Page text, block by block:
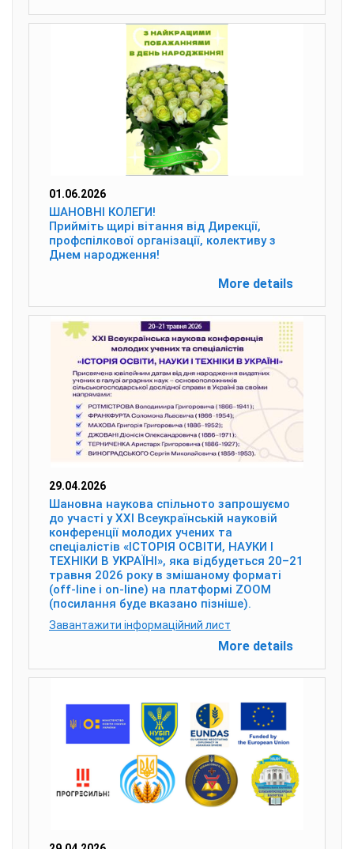
01.06.2026
ШАНОВНІ КОЛЕГИ!
Прийміть щирі вітання від Дирекції,
профспілкової організації, колективу з
Днем народження!
More details
29.04.2026
Шановна наукова спільното запрошуємо
до участі у ХХІ Всеукраїнській науковій
конференції молодих учених та
спеціалістів «ІСТОРІЯ ОСВІТИ, НАУКИ І
ТЕХНІКИ В УКРАЇНІ», яка відбудеться 20–21
травня 2026 року в змішаному форматі
(off-line і on-line) на платформі ZOOM
(посилання буде вказано пізніше).
Завантажити інформаційний лист
More details